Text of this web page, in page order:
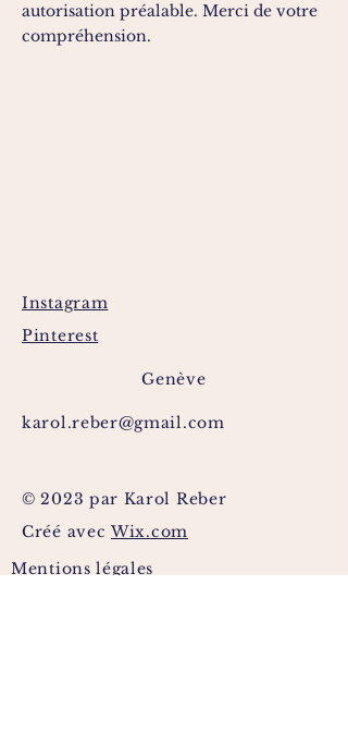
autorisation préalable. Merci de votre
compréhension.
Instagram
Pinterest
Genève
karol.reber@gmail.com
© 2023 par Karol Reber
Créé avec Wix.com
Mentions légales